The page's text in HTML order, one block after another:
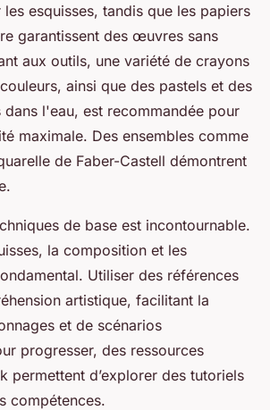
esquisses, tandis que les papiers
garantissent des œuvres sans
aux outils, une variété de crayons
ainsi que des pastels et des
l'eau, est recommandée pour
maximale. Des ensembles comme
de Faber-Castell démontrent
de base est incontournable.
la composition et les
Utiliser des références
artistique, facilitant la
et de scénarios
progresser, des ressources
permettent d’explorer des tutoriels
compétences.